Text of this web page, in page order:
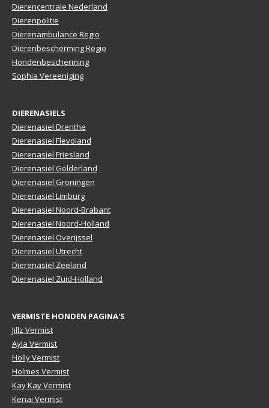
Dierencentrale Nederland
Dierenpolitie
Dierenambulance Regio
Dierenbescherming Regio
Hondenbescherming
Sophia Vereeniging
DIERENASIELS
Dierenasiel Drenthe
Dierenasiel Flevoland
Dierenasiel Friesland
Dierenasiel Gelderland
Dierenasiel Groningen
Dierenasiel Limburg
Dierenasiel Noord-Brabant
Dierenasiel Noord-Holland
Dierenasiel Overijssel
Dierenasiel Utrecht
Dierenasiel Zeeland
Dierenasiel Zuid-Holland
VERMISTE HONDEN PAGINA'S
Jillz Vermist
Ayla Vermist
Holly Vermist
Holmes Vermist
Kay Kay Vermist
Kenai Vermist